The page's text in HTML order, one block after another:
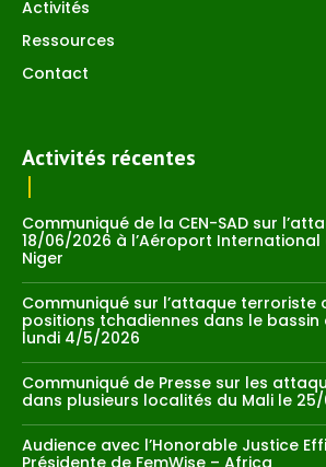
Activités
Ressources
Contact
Activités récentes
Communiqué de la CEN-SAD sur
18/06/2026 à l’Aéroport International
Niger
Communiqué sur l’attaque terroriste
positions tchadiennes dans le bassin
lundi 4/5/2026
Communiqué de Presse sur les
dans plusieurs localités du Mali le
Audience avec l’Honorable Justice